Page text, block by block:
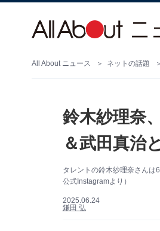
All About ニュース ネットの話題
鈴木紗理奈
＆武田真治
タレントの鈴木紗理奈さんは
公式Instagramより）
2025.06.24
鎌田 弘